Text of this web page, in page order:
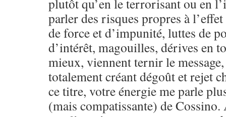
plutôt qu’en le terrorisant ou en
parler des risques propres à
de force et d’impunité, luttes de
d’intérêt, magouilles, dérives en
mieux, viennent ternir le
totalement créant dégoût et rejet
ce titre, votre énergie me parle
(mais compatissante) de Cossino.